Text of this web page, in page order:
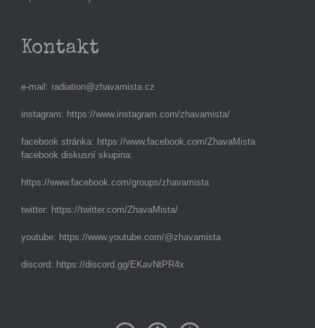
Kontakt
e-mail: radiation@zhavamista.cz
instagram: https://www.instagram.com/zhavamista/
facebook stránka: https://www.facebook.com/ZhavaMista
facebook diskusní skupina:
https://www.facebook.com/groups/zhavamista
twitter: https://twitter.com/ZhavaMista/
youtube: https://www.youtube.com/@zhavamista
discord: https://discord.gg/EKavNtPR4x